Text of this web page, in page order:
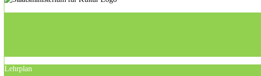
Lehrplan